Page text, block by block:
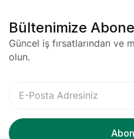
Bültenimize
Güncel iş fırsatlarından ve
olun.